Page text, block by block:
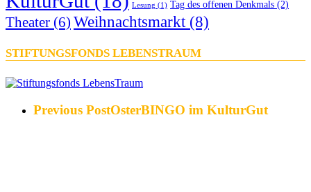
Lesung (1) Tag des offenen Denkmals (2)
Theater (6) Weihnachtsmarkt (8)
STIFTUNGSFONDS LEBENSTRAUM
Previous PostOsterBINGO im KulturGut